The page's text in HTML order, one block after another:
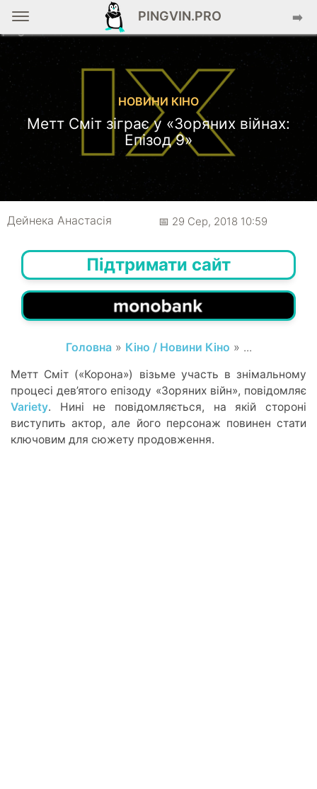
PINGVIN.PRO ➡️
НОВИНИ КІНО
Метт Сміт зіграє у «Зоряних війнах:
Епізод 9»
Дейнека Анастасiя 📅 29 Сер, 2018 10:59
Підтримати сайт
Головна» Кіно / Новини Кіно » ...
Метт Сміт («Корона») візьме участь в знімальному
процесі дев’ятого епізоду «Зоряних війн», повідомляє
Variety. Нині не повідомляється, на якій стороні
виступить актор, але його персонаж повинен стати
ключовим для сюжету продовження.